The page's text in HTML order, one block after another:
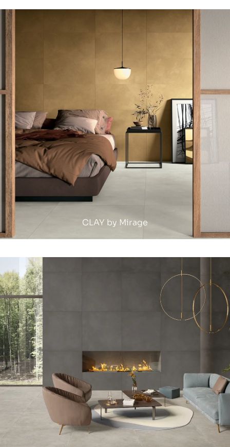
CLAY by Mirage